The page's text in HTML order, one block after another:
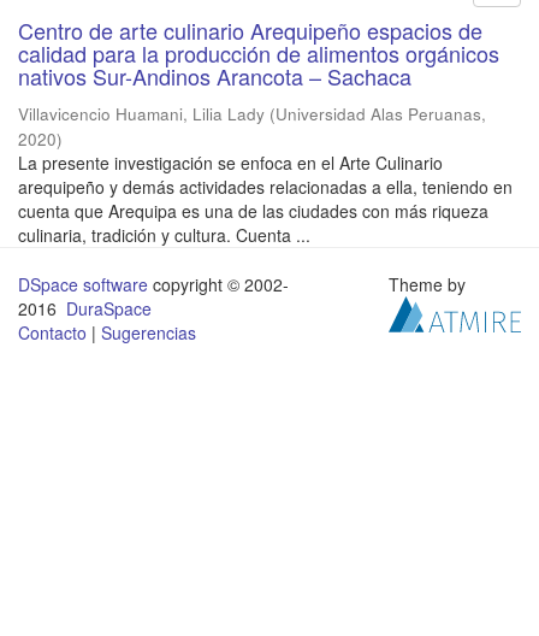
Centro de arte culinario Arequipeño espacios de
calidad para la producción de alimentos orgánicos
nativos Sur-Andinos Arancota – Sachaca
Villavicencio Huamani, Lilia Lady (Universidad Alas Peruanas,
2020)
La presente investigación se enfoca en el Arte Culinario
arequipeño y demás actividades relacionadas a ella, teniendo en
cuenta que Arequipa es una de las ciudades con más riqueza
culinaria, tradición y cultura. Cuenta ...
DSpace software copyright © 2002-
2016 DuraSpace
Contacto | Sugerencias
Theme by